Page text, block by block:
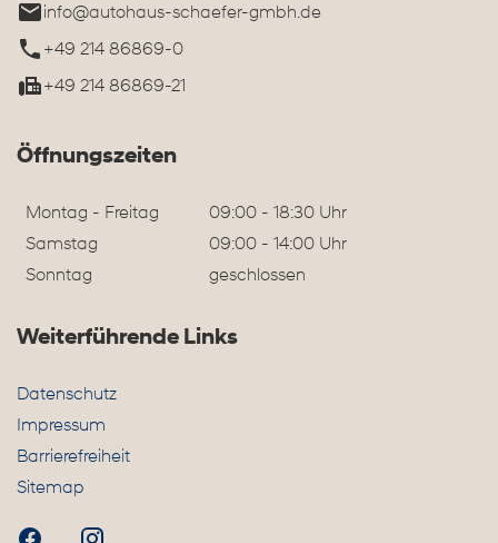
info@autohaus-schaefer-gmbh.de
+49 214 86869-0
+49 214 86869-21
Öffnungszeiten
Montag - Freitag
09:00 - 18:30 Uhr
Samstag
09:00 - 14:00 Uhr
Sonntag
geschlossen
Weiterführende Links
Datenschutz
Impressum
Barrierefreiheit
Sitemap